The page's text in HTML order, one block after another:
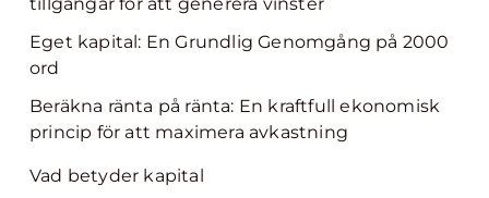
Eget kapital: En Grundlig Genomgång på 2000
ord
Beräkna ränta på ränta: En kraftfull ekonomisk
princip för att maximera avkastning
Vad betyder kapital